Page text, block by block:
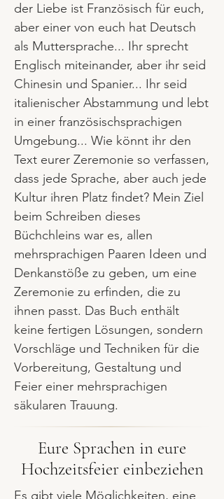
der Liebe ist Französisch für euch,
aber einer von euch hat Deutsch
als Muttersprache... Ihr sprecht
Englisch miteinander, aber ihr seid
Chinesin und Spanier... Ihr seid
italienischer Abstammung und lebt
in einer französischsprachigen
Umgebung... Wie könnt ihr den
Text eurer Zeremonie so verfassen,
dass jede Sprache, aber auch jede
Kultur ihren Platz findet? Mein Ziel
beim Schreiben dieses
Büchchleins war es, allen
mehrsprachigen Paaren Ideen und
Denkanstöße zu geben, um eine
Zeremonie zu erfinden, die zu
ihnen passt. Das Buch enthält
keine fertigen Lösungen, sondern
Vorschläge und Techniken für die
Vorbereitung, Gestaltung und
Feier einer mehrsprachigen
säkularen Trauung.
Eure Sprachen in eure
Hochzeitsfeier einbeziehen
Es gibt viele Möglichkeiten, eine